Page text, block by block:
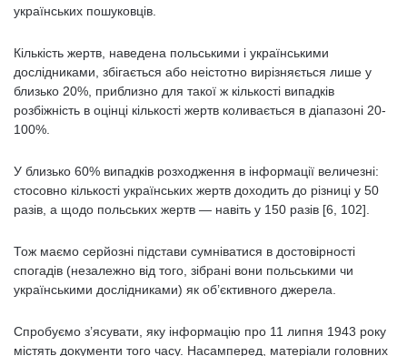
українських пошуковців.
Кількість жертв, наведена польськими і українськими
дослідниками, збігається або неістотно вирізняється лише у
близько 20%, приблизно для такої ж кількості випадків
розбіжність в оцінці кількості жертв коливається в діапазоні 20-
100%.
У близько 60% випадків розходження в інформації величезні:
стосовно кількості українських жертв доходить до різниці у 50
разів, а щодо польських жертв — навіть у 150 разів [6, 102].
Тож маємо серйозні підстави сумніватися в достовірності
спогадів (незалежно від того, зібрані вони польськими чи
українськими дослідниками) як об’єктивного джерела.
Спробуємо з’ясувати, яку інформацію про 11 липня 1943 року
містять документи того часу. Насамперед, матеріали головних